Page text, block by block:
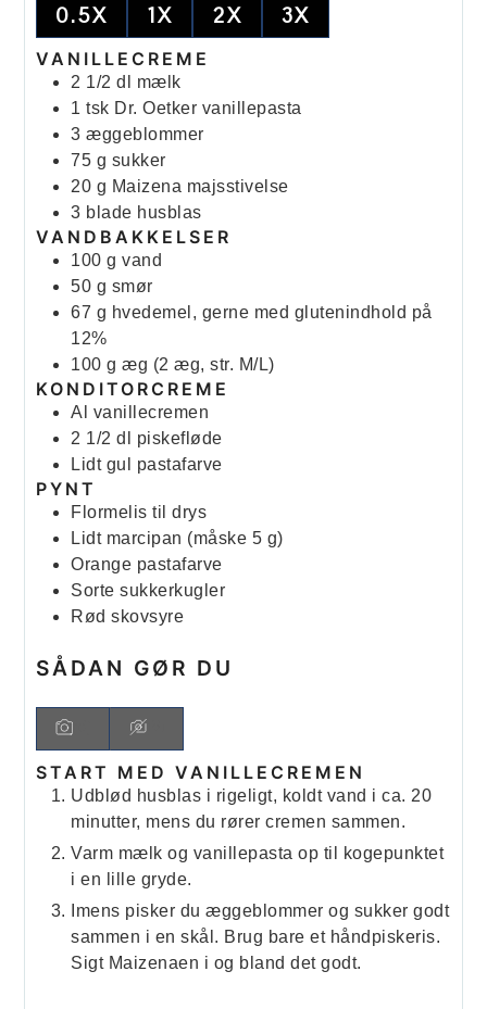
0.5X 1X 2X 3X
VANILLECREME
2 1/2 dl
mælk
1 tsk Dr. Oetker vanillepasta
3 æggeblommer
75 g sukker
20 g Maizena majsstivelse
3 blade husblas
VANDBAKKELSER
100 g vand
50 g smør
67 g hvedemel, gerne med glutenindhold på
12%
100 g æg (2 æg, str. M/L)
KONDITORCREME
Al vanillecremen
2 1/2 dl
piskefløde
Lidt gul pastafarve
PYNT
Flormelis til drys
Lidt marcipan (måske 5 g)
Orange pastafarve
Sorte sukkerkugler
Rød skovsyre
SÅDAN GØR DU
START MED VANILLECREMEN
Udblød husblas i rigeligt, koldt vand i ca. 20
minutter, mens du rører cremen sammen.
Varm mælk og vanillepasta op til kogepunktet
i en lille gryde.
Imens pisker du æggeblommer og sukker godt
sammen i en skål. Brug bare et håndpiskeris.
Sigt Maizenaen i og bland det godt.